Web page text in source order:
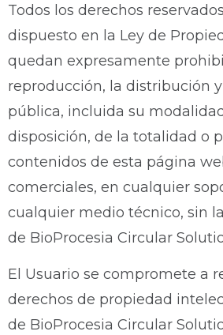
Todos los derechos
dispuesto en la Ley de
quedan expresamente
reproducción, la distribución
pública, incluida su
disposición, de la totalidad o
contenidos de esta página
comerciales, en cualquier
cualquier medio técnico, sin
de BioProcesia Circular
El Usuario se compromete a
derechos de propiedad
de BioProcesia Circular